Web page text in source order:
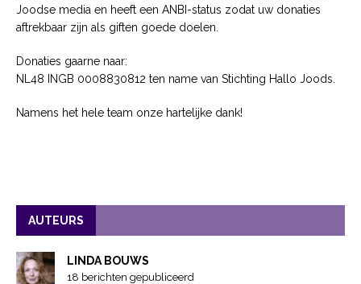
Joodse media en heeft een ANBI-status zodat uw donaties
aftrekbaar zijn als giften goede doelen.
Donaties gaarne naar:
NL48 INGB 0008830812 ten name van Stichting Hallo Joods.
Namens het hele team onze hartelijke dank!
AUTEURS
LINDA BOUWS
18 berichten gepubliceerd